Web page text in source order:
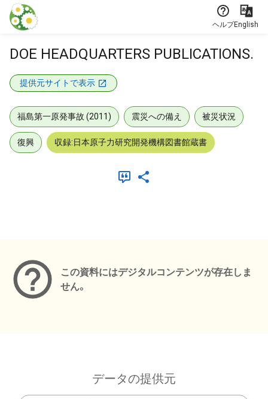
本文に飛ぶ
ヘルプEnglish
DOE HEADQUARTERS PUBLICATIONS.
提供元サイトで表示
福島第一原発事故 (2011) 震災への備え 被災状況
復興 収録:日本原子力研究開発機構図書館蔵書
この資料にはデジタルコンテンツが存在しま
せん。
データの提供元